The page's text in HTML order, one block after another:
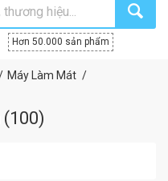
Hơn 50.000 sản phẩm
Máy Làm Mát
(100)